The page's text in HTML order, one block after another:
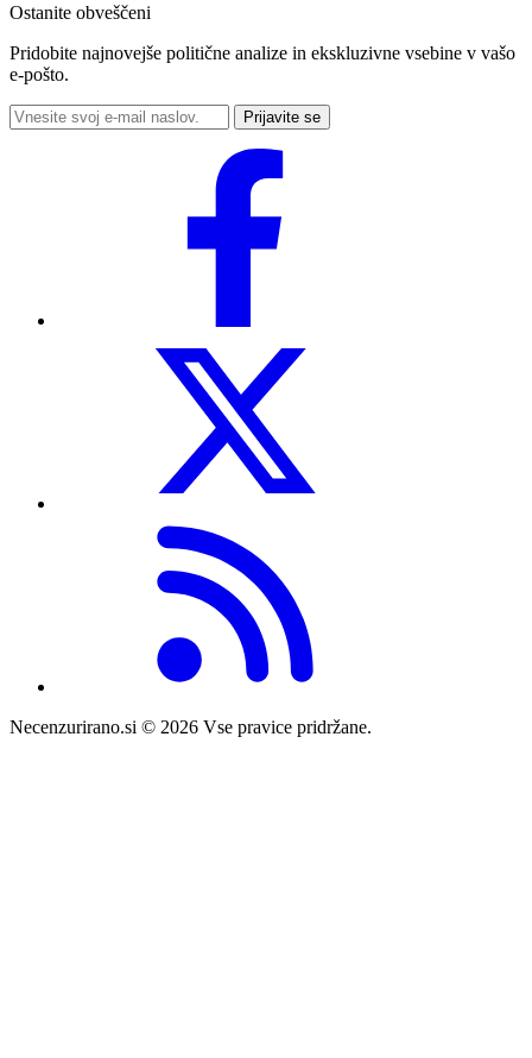
Ostanite obveščeni
Pridobite najnovejše politične analize in ekskluzivne vsebine v vašo
e-pošto.
Prijavite se
Necenzurirano.si © 2026 Vse pravice pridržane.